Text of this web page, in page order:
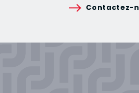
Contactez-